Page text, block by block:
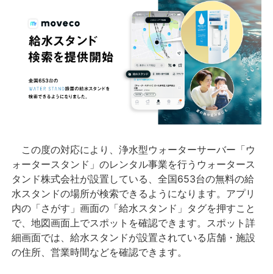
法人向けサービス
採用情報
English
この度の対応により、浄水型ウォーターサーバー「ウ
ォータースタンド」のレンタル事業を行うウォータース
タンド株式会社が設置している、全国653台の無料の給
水スタンドの場所が検索できるようになります。アプリ
内の「さがす」画面の「給水スタンド」タグを押すこと
で、地図画面上でスポットを確認できます。スポット詳
細画面では、給水スタンドが設置されている店舗・施設
の住所、営業時間などを確認できます。